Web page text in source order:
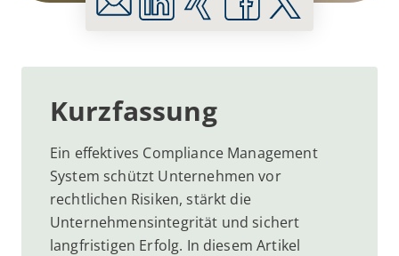
Kurzfassung
Ein effektives Compliance Management
System schützt Unternehmen vor
rechtlichen Risiken, stärkt die
Unternehmensintegrität und sichert
langfristigen Erfolg. In diesem Artikel